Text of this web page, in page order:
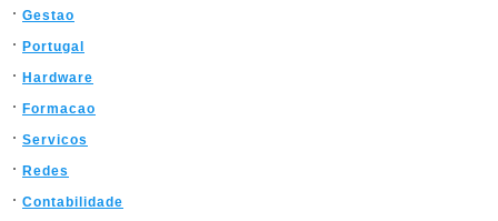
Gestao
Portugal
Hardware
Formacao
Servicos
Redes
Contabilidade